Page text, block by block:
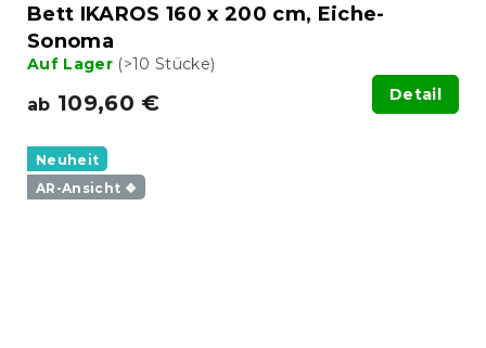
Bett IKAROS 160 x 200 cm, Eiche-
Sonoma
Auf Lager (>10 Stücke)
ab 109,60 € Detail
Neuheit
AR-Ansicht ❖